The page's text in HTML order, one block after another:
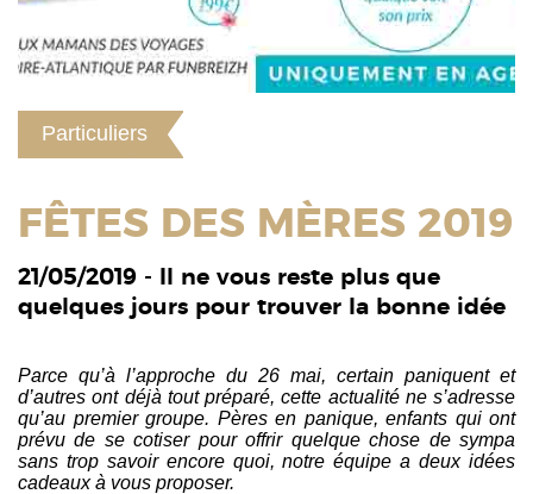
Particuliers
FÊTES DES MÈRES 2019
21/05/2019 - Il ne vous reste plus que
quelques jours pour trouver la bonne idée
Parce qu’à l’approche du 26 mai, certain paniquent et
d’autres ont déjà tout préparé, cette actualité ne s’adresse
qu’au premier groupe. Pères en panique, enfants qui ont
prévu de se cotiser pour offrir quelque chose de sympa
sans trop savoir encore quoi, notre équipe a deux idées
cadeaux à vous proposer.